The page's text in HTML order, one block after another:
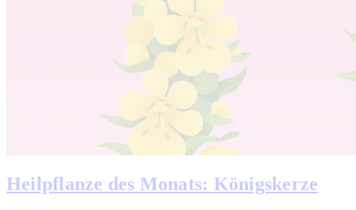
Heilpflanze des Monats: Königskerze